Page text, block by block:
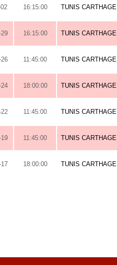
16:15:00 TUNIS CARTHAGE
16:15:00 TUNIS CARTHAGE
11:45:00 TUNIS CARTHAGE
18:00:00 TUNIS CARTHAGE
11:45:00 TUNIS CARTHAGE
11:45:00 TUNIS CARTHAGE
18:00:00 TUNIS CARTHAGE